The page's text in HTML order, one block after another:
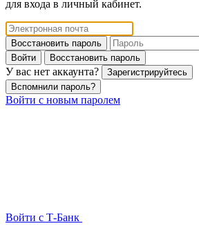
для входа в личный кабинет.
Восстановить пароль
Войти
Восстановить пароль
У вас нет аккаунта?
Зарегистрируйтесь
Вспомнили пароль?
Войти с новым паролем
Войти с Т-Банк